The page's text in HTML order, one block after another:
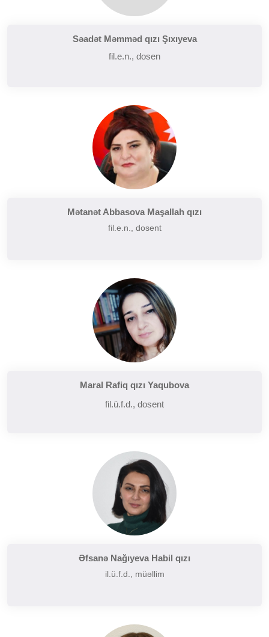
Səadət Məmməd qızı Şıxıyeva
fil.e.n., dosen
Mətanət Abbasova Maşallah qızı
fil.e.n., dosent
Maral Rafiq qızı Yaqubova
fil.ü.f.d., dosent
Əfsanə Nağıyeva Habil qızı
il.ü.f.d., müəllim